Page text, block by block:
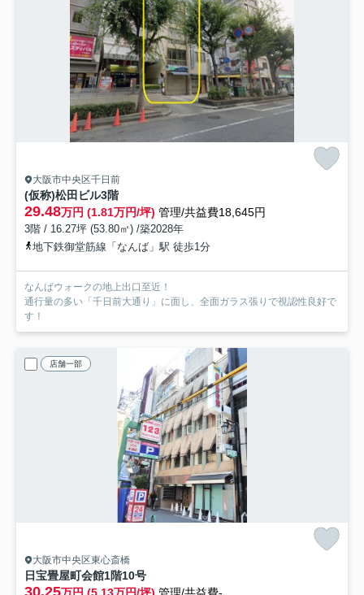
大阪市中央区千日前
(仮称)松田ビル3階
29.48万円 (1.81万円/坪) 管理/共益費18,645円
3階 / 16.27坪 (53.80㎡) /築2028年
地下鉄御堂筋線「なんば」駅 徒歩1分
なんばウォークの地上出口至近！
通行量の多い「千日前大通り」に面し、全面ガラス張りで視認性良好で
す！
店舗一部
大阪市中央区東心斎橋
日宝畳屋町会館1階10号